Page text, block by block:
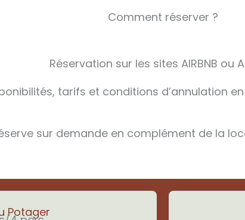
Comment réserver ?
Réservation sur les sites AIRBNB ou
tarifs et conditions d’annulation
sur demande en complément de la
Potager